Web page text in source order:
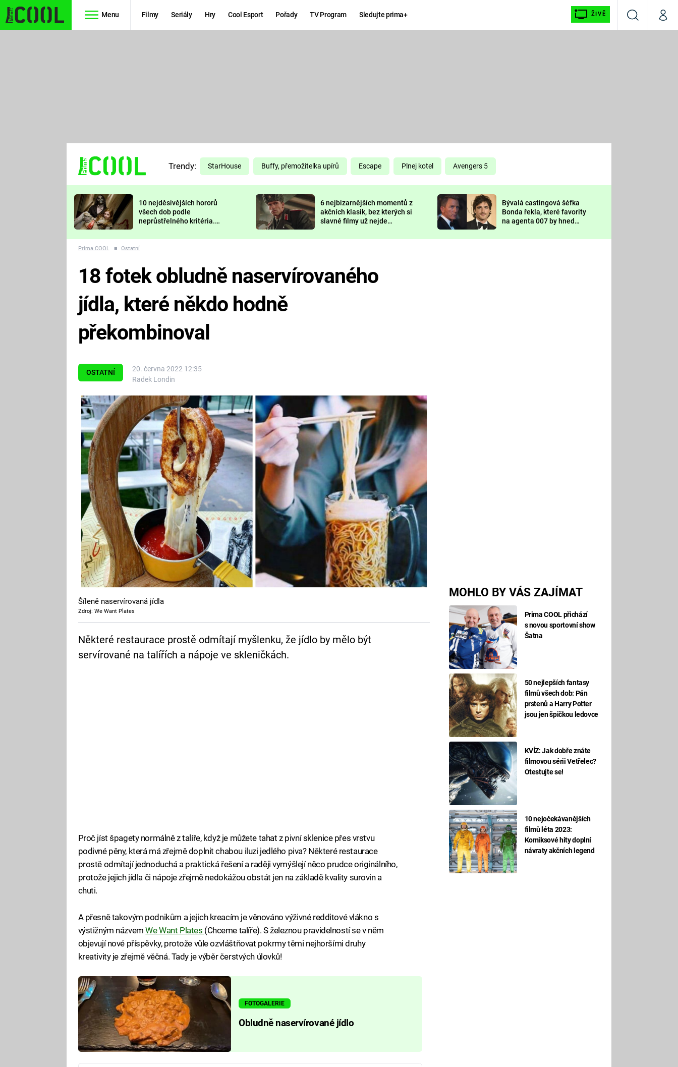
Menu Filmy Seriály Hry Cool Esport Pořady TV Program Sledujte prima+ ŽIVĚ
VyhledáváníMůj
TŘESKU
FUTURAMA
PREDÁTOR
DELIVERANCE
KOMEDIE
CHUCK
NORRIS
DEADPOOL
Prima LAJK
Sledujte nás
Trendy: StarHouse Buffy, přemožitelka upírů Escape Plnej kotel Avengers 5
10 nejděsivějších hororů
všech dob podle
neprůstřelného kritéria.
nejvíc zvednou tep?
6 nejbizarnějších momentů z
akčních klasik, bez kterých si
slavné filmy už nejde
Bývalá castingová šéfka
Bonda řekla, které favority
na agenta 007 by hned
Prima COOL ■ Ostatní
OSTATNÍ
20. června 2022 12:35
Radek Londin
MOHLO BY VÁS ZAJÍMAT
Prima COOL přichází
s novou sportovní show
Šatna
50 nejlepších fantasy
filmů všech dob: Pán
prstenů a Harry Potter
jsou jen špičkou ledovce
KVÍZ: Jak dobře znáte
filmovou sérii Vetřelec?
Otestujte se!
10 nejočekávanějších
filmů léta 2023:
Komiksové hity doplní
návraty akčních legend
18 fotek obludně naservírovaného
jídla, které někdo hodně
překombinoval
Šíleně naservírovaná jídla
Zdroj: We Want Plates
Některé restaurace prostě odmítají myšlenku, že jídlo by mělo být
servírované na talířích a nápoje ve skleničkách.
Proč jíst špagety normálně z talíře, když je můžete tahat z pivní sklenice přes vrstvu
podivné pěny, která má zřejmě doplnit chabou iluzi jedlého piva? Některé restaurace
prostě odmítají jednoduchá a praktická řešení a raději vymýšlejí něco prudce originálního,
protože jejich jídla či nápoje zřejmě nedokážou obstát jen na základě kvality surovin a
chuti.
A přesně takovým podnikům a jejich kreacím je věnováno výživné redditové vlákno s
výstižným názvemWe Want Plates (Chceme talíře). S železnou pravidelností se v něm
objevují nové příspěvky, protože vůle ozvláštňovat pokrmy těmi nejhoršími druhy
kreativity je zřejmě věčná. Tady je výběr čerstvých úlovků!
FOTOGALERIE
Obludně naservírované jídlo